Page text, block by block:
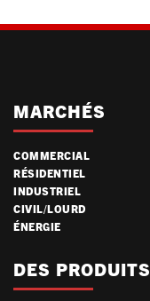
MARCHÉS
COMMERCIAL
RÉSIDENTIEL
INDUSTRIEL
CIVIL/LOURD
ÉNERGIE
DES PRODUITS